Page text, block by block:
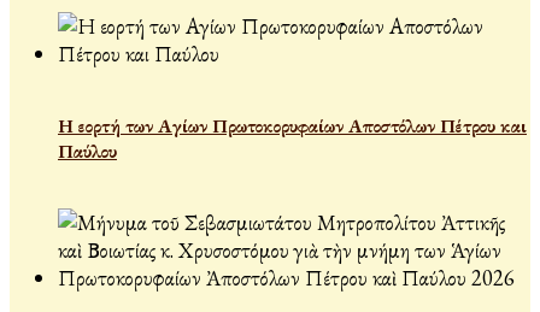
Η εορτή των Αγίων Πρωτοκορυφαίων Αποστόλων Πέτρου και
Παύλου